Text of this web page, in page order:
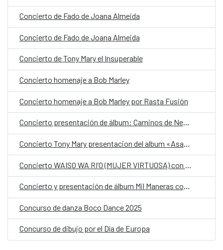
Concierto de Fado de Joana Almeida
Concierto de Fado de Joana Almeida
Concierto de Tony Mary el Insuperable
Concierto homenaje a Bob Marley
Concierto homenaje a Bob Marley por Rasta Fusión
Concierto presentación de álbum: Caminos de Negro Bey
Concierto Tony Mary presentacion del album «Asamshe» con la participación de Daly Ruth
Concierto y presentación de álbum Mil Maneras con Nélida Karr en colaboración de Mario Mas
Concurso de danza Boco Dance 2025
Concurso de dibujo por el Día de Europa